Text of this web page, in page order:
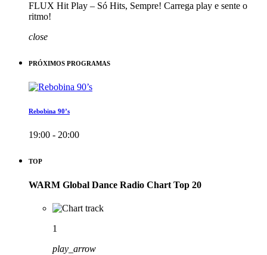
FLUX Hit Play – Só Hits, Sempre! Carrega play e sente o
ritmo!
close
PRÓXIMOS PROGRAMAS
Rebobina 90’s
19:00 - 20:00
TOP
WARM Global Dance Radio Chart Top 20
1
play_arrow